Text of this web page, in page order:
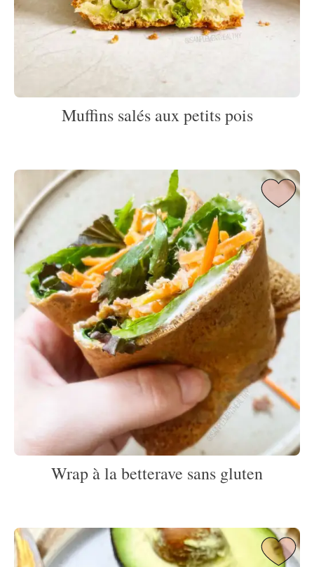
Muffins salés aux petits pois
Wrap à la betterave sans gluten